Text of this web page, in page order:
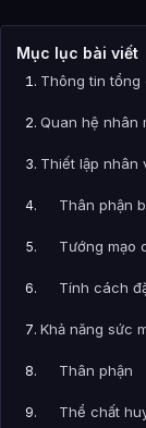
Mục lục bài viết
Thông tin tổng
Quan hệ nhân
Thiết lập nhân
Thân phận
Tướng mạo
Tính cách
Khả năng sức
Thân phận
Thể chất